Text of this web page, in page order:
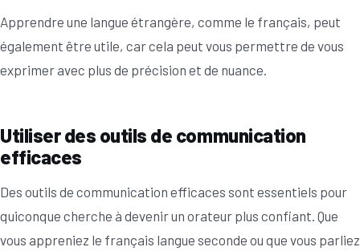
Apprendre une langue étrangère, comme le français, peut
également être utile, car cela peut vous permettre de vous
exprimer avec plus de précision et de nuance.
Utiliser des outils de communication
efficaces
Des outils de communication efficaces sont essentiels pour
quiconque cherche à devenir un orateur plus confiant. Que
vous appreniez le français langue seconde ou que vous parliez